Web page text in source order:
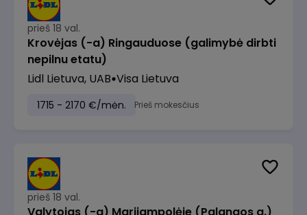
prieš 18 val.
Krovėjas (-a) Ringauduose (galimybė dirbti
nepilnu etatu)
Lidl Lietuva, UAB Visa Lietuva
1715 - 2170 €/mėn. Prieš mokesčius
prieš 18 val.